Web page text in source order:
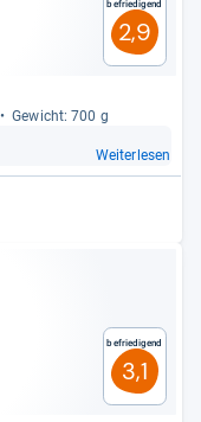
Befriedigend
2,9
Gewicht: 700 g
Weiterlesen
Befriedigend
3,1